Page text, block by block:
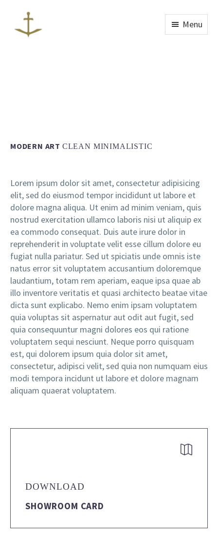
Menu
MODERN ART CLEAN MINIMALISTIC
Lorem ipsum dolor sit amet, consectetur adipisicing
elit, sed do eiusmod tempor incididunt ut labore et
dolore magna aliqua. Ut enim ad minim veniam, quis
nostrud exercitation ullamco laboris nisi ut aliquip ex
ea commodo consequat. Duis aute irure dolor in
reprehenderit in voluptate velit esse cillum dolore eu
fugiat nulla pariatur. Sed ut spiciatis unde omnis iste
natus error sit voluptatem accusantium doloremque
laudantium, totam rem aperiam, eaque ipsa quae ab
illo inventore veritatis et quasi architecto beatae vitae
dicta sunt explicabo. Nemo enim ipsam voluptatem
quia voluptas sit aspernatur aut odit aut fugit, sed
quia consequuntur magni dolores eos qui ratione
voluptatem sequi nesciunt. Neque porro quisquam
est, qui dolorem ipsum quia dolor sit amet,
consectetur, adipisci velit, sed quia non numquam eius
modi tempora incidunt ut labore et dolore magnam
aliquam quaerat voluptatem.


DOWNLOAD
SHOWROOM CARD